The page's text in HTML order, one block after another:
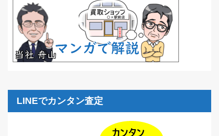
LINEでカンタン査定